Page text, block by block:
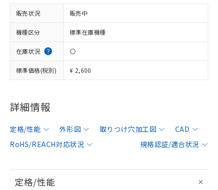
販売状況 販売中
機種区分 標準在庫機種
在庫状況 〇
標準価格(税別) ¥ 2,600
詳細情報
定格/性能 外形図 取りつけ穴加工図
CAD
RoHS/REACH対応状況
規格認証/適合状況
定格/性能